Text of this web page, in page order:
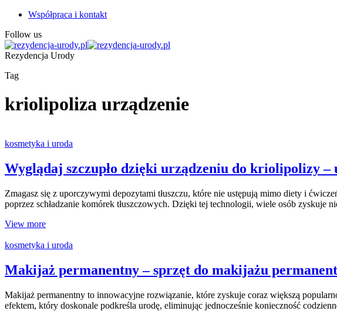
Współpraca i kontakt
Follow us
Rezydencja Urody
Tag
kriolipoliza urządzenie
kosmetyka i uroda
Wyglądaj szczupło dzięki urządzeniu do kriolipolizy
Zmagasz się z uporczywymi depozytami tłuszczu, które nie ustępują mimo diety i
poprzez schładzanie komórek tłuszczowych. Dzięki tej technologii, wiele osób zyskuje
View more
kosmetyka i uroda
Makijaż permanentny – sprzęt do makijażu
Makijaż permanentny to innowacyjne rozwiązanie, które zyskuje coraz większą
efektem, który doskonale podkreśla urodę, eliminując jednocześnie konieczność